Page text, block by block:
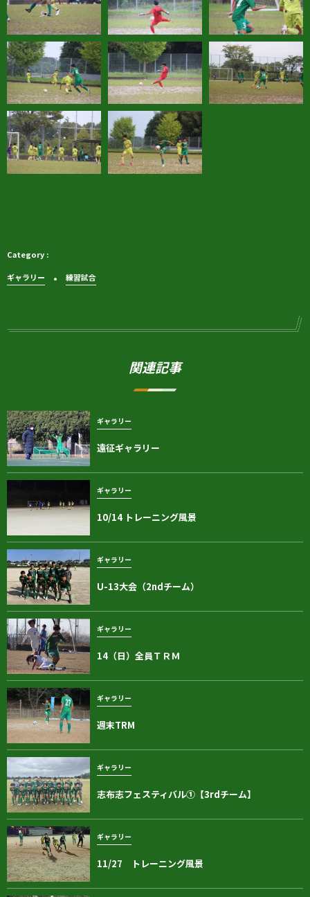
ギャラリー 練習試合
関連記事
ギャラリー
遠征ギャラリー
ギャラリー
10/14 トレーニング風景
ギャラリー
U-13大会（2ndチーム）
ギャラリー
14（日）全員ＴＲＭ
ギャラリー
週末TRM
ギャラリー
志布志フェスティバル①【3rdチーム】
ギャラリー
11/27 トレーニング風景